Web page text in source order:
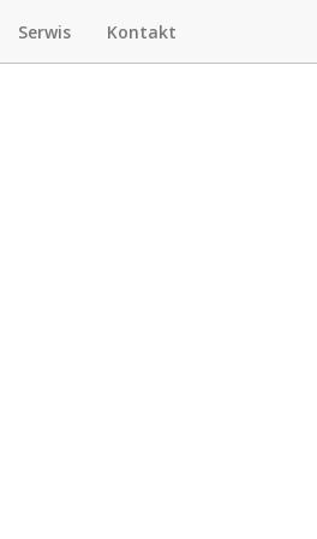
Serwis Kontakt